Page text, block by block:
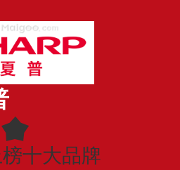
十大品牌